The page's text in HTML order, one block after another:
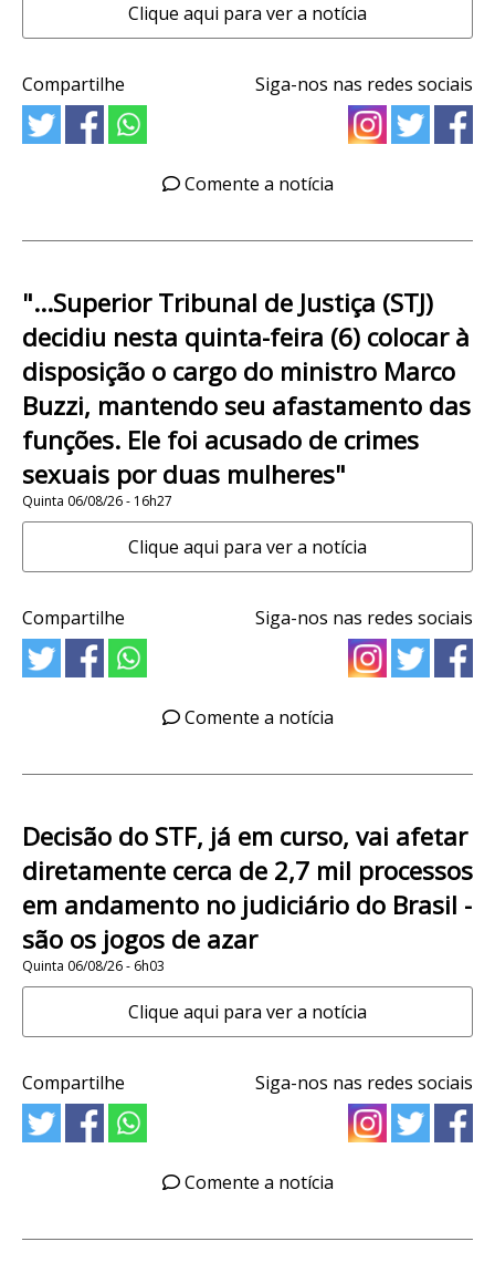
Clique aqui para ver a notícia
Compartilhe Siga-nos nas redes sociais
Comente a notícia
"...Superior Tribunal de Justiça (STJ)
decidiu nesta quinta-feira (6) colocar à
disposição o cargo do ministro Marco
Buzzi, mantendo seu afastamento das
funções. Ele foi acusado de crimes
sexuais por duas mulheres"
Quinta 06/08/26 - 16h27
Clique aqui para ver a notícia
Compartilhe Siga-nos nas redes sociais
Comente a notícia
Decisão do STF, já em curso, vai afetar
diretamente cerca de 2,7 mil processos
em andamento no judiciário do Brasil -
são os jogos de azar
Quinta 06/08/26 - 6h03
Clique aqui para ver a notícia
Compartilhe Siga-nos nas redes sociais
Comente a notícia